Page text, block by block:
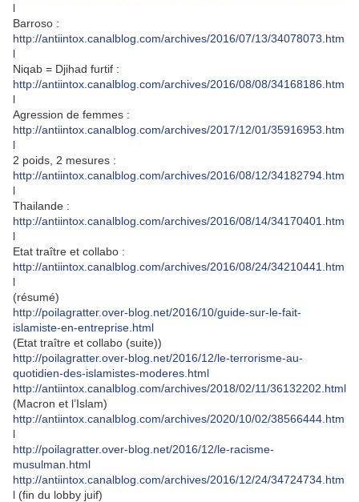
l
Barroso :
http://antiintox.canalblog.com/archives/2016/07/13/34078073.htm
l
Niqab = Djihad furtif :
http://antiintox.canalblog.com/archives/2016/08/08/34168186.htm
l
Agression de femmes :
http://antiintox.canalblog.com/archives/2017/12/01/35916953.htm
l
2 poids, 2 mesures :
http://antiintox.canalblog.com/archives/2016/08/12/34182794.htm
l
Thailande :
http://antiintox.canalblog.com/archives/2016/08/14/34170401.htm
l
Etat traître et collabo :
http://antiintox.canalblog.com/archives/2016/08/24/34210441.htm
l
(résumé)
http://poilagratter.over-blog.net/2016/10/guide-sur-le-fait-
islamiste-en-entreprise.html
(Etat traître et collabo (suite))
http://poilagratter.over-blog.net/2016/12/le-terrorisme-au-
quotidien-des-islamistes-moderes.html
http://antiintox.canalblog.com/archives/2018/02/11/36132202.html
(Macron et l’Islam)
http://antiintox.canalblog.com/archives/2020/10/02/38566444.htm
l
http://poilagratter.over-blog.net/2016/12/le-racisme-
musulman.html
http://antiintox.canalblog.com/archives/2016/12/24/34724734.htm
l (fin du lobby juif)